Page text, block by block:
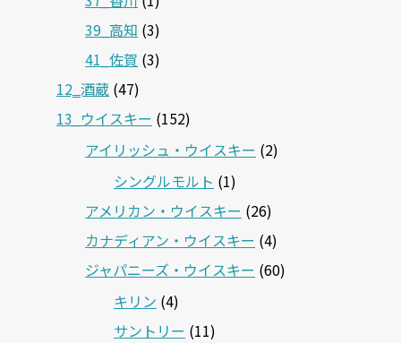
39_高知 (3)
41_佐賀 (3)
12‗酒蔵 (47)
13_ウイスキー (152)
アイリッシュ・ウイスキー (2)
シングルモルト (1)
アメリカン・ウイスキー (26)
カナディアン・ウイスキー (4)
ジャパニーズ・ウイスキー (60)
キリン (4)
サントリー (11)